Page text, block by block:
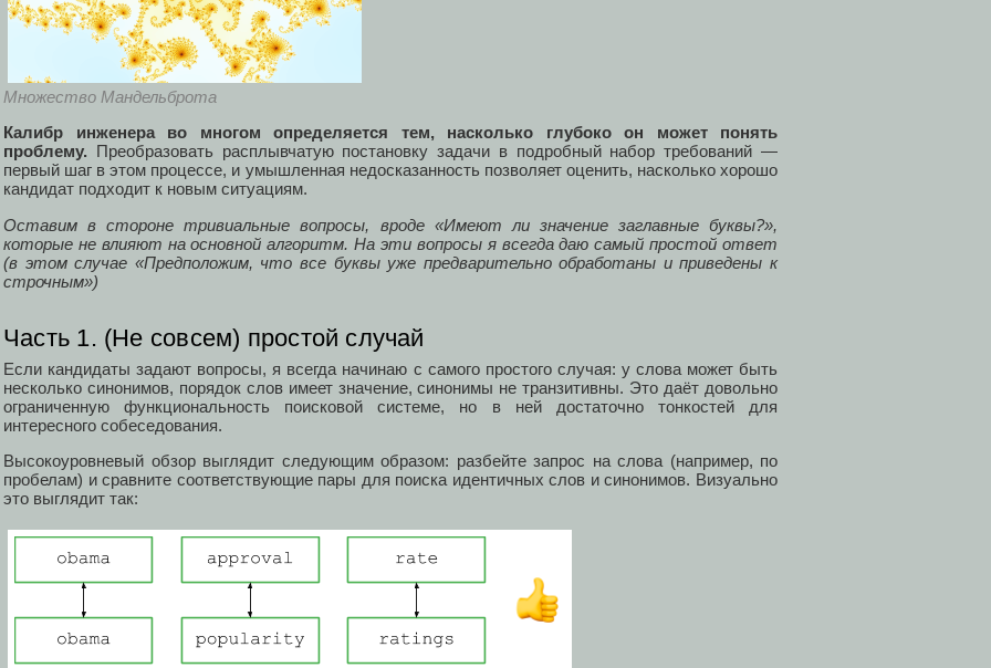
Множество Мандельброта
Калибр инженера во многом определяется тем, насколько глубоко он может понять
проблему. Преобразовать расплывчатую постановку задачи в подробный набор требований —
первый шаг в этом процессе, и умышленная недосказанность позволяет оценить, насколько хорошо
кандидат подходит к новым ситуациям.
Оставим в стороне тривиальные вопросы, вроде «Имеют ли значение заглавные буквы?»,
которые не влияют на основной алгоритм. На эти вопросы я всегда даю самый простой ответ
(в этом случае «Предположим, что все буквы уже предварительно обработаны и приведены к
строчным»)
Часть 1. (Не совсем) простой случай
Если кандидаты задают вопросы, я всегда начинаю с самого простого случая: у слова может быть
несколько синонимов, порядок слов имеет значение, синонимы не транзитивны. Это даёт довольно
ограниченную функциональность поисковой системе, но в ней достаточно тонкостей для
интересного собеседования.
Высокоуровневый обзор выглядит следующим образом: разбейте запрос на слова (например, по
пробелам) и сравните соответствующие пары для поиска идентичных слов и синонимов. Визуально
это выглядит так: